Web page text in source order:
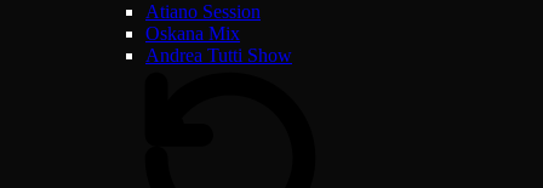
Atiano Session
Oskana Mix
Andrea Tutti Show